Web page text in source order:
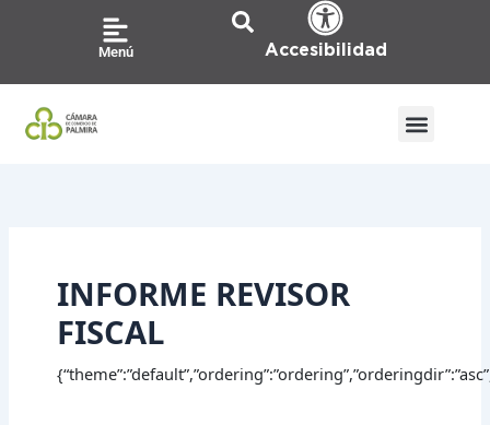
Menú Accesibilidad
INFORME REVISOR
FISCAL